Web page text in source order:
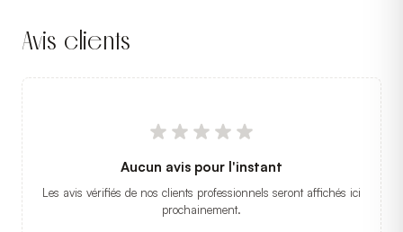
Avis clients
Aucun avis pour l'instant
Les avis vérifiés de nos clients professionnels seront affichés ici
prochainement.